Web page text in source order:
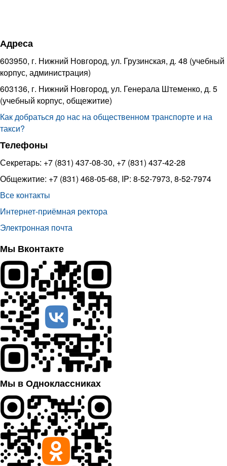
Адреса
603950, г. Нижний Новгород, ул. Грузинская, д. 48 (учебный
корпус, администрация)
603136, г. Нижний Новгород, ул. Генерала Штеменко, д. 5
(учебный корпус, общежитие)
Как добраться до нас на общественном транспорте и на
такси?
Телефоны
Секретарь: +7 (831) 437-08-30, +7 (831) 437-42-28
Общежитие: +7 (831) 468-05-68, IP: 8-52-7973, 8-52-7974
Все контакты
Интернет-приёмная ректора
Электронная почта
Мы Вконтакте
Мы в Одноклассниках